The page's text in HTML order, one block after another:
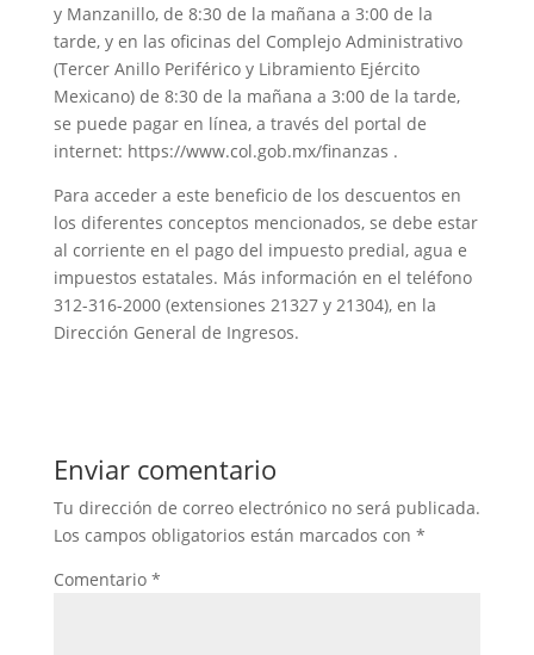
y Manzanillo, de 8:30 de la mañana a 3:00 de la
tarde, y en las oficinas del Complejo Administrativo
(Tercer Anillo Periférico y Libramiento Ejército
Mexicano) de 8:30 de la mañana a 3:00 de la tarde,
se puede pagar en línea, a través del portal de
internet: https://www.col.gob.mx/finanzas .
Para acceder a este beneficio de los descuentos en
los diferentes conceptos mencionados, se debe estar
al corriente en el pago del impuesto predial, agua e
impuestos estatales. Más información en el teléfono
312-316-2000 (extensiones 21327 y 21304), en la
Dirección General de Ingresos.
Enviar comentario
Tu dirección de correo electrónico no será publicada.
Los campos obligatorios están marcados con *
Comentario *